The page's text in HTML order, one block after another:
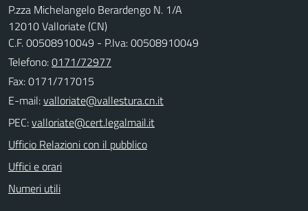
P.zza Michelangelo Berardengo N. 1/A
12010 Valloriate (CN)
C.F. 00508910049 - P.Iva: 00508910049
Telefono:0171/72977
Fax: 0171/717015
E-mail:
PEC:
Ufficio Relazioni con il pubblico
Uffici e orari
Numeri utili